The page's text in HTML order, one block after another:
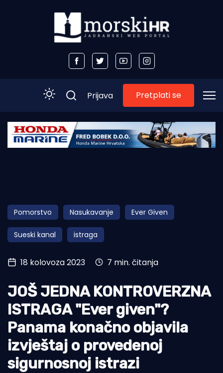
Početna
Obala
Otoci
Turizam i nautika
Pomorstvo
Ribolov
Ekologija
Tradicija i kultura
Prijava Pretplati se
Pomorstvo Nasukavanje Ever Given
Sueski kanal istraga
18 kolovoza 2023 7 min. čitanja
JOŠ JEDNA KONTROVERZNA
ISTRAGA "Ever given"?
Panama konačno objavila
izvještaj o provedenoj
sigurnosnoj istrazi